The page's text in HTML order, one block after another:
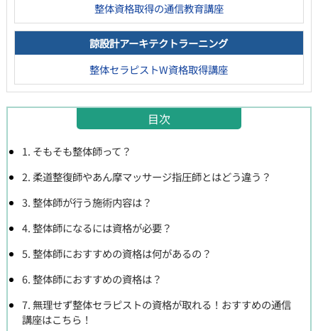
整体資格取得の通信教育講座
諒設計アーキテクトラーニング
整体セラピストW資格取得講座
目次
1. そもそも整体師って？
2. 柔道整復師やあん摩マッサージ指圧師とはどう違う？
3. 整体師が行う施術内容は？
4. 整体師になるには資格が必要？
5. 整体師におすすめの資格は何があるの？
6. 整体師におすすめの資格は？
7. 無理せず整体セラピストの資格が取れる！おすすめの通信
講座はこちら！